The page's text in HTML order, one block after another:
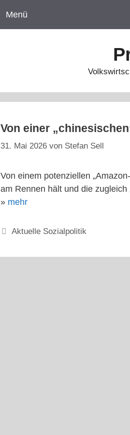
Menü
Von einer
31. Mai 2026 von Stefan Sell
Von einem potenziellen
am Rennen hält und die
» mehr
Kategorien
Aktuelle Sozialpolitik